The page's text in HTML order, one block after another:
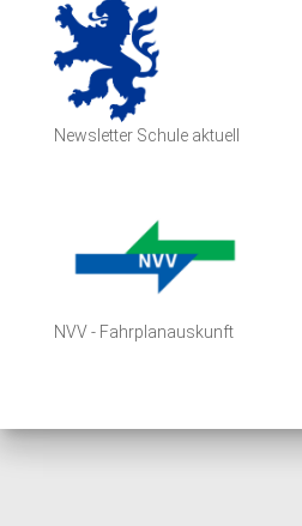
Newsletter Schule aktuell
NVV - Fahrplanauskunft